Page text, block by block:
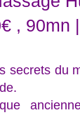
, 90mn
secrets du